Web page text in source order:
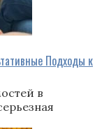
Подходы к
в